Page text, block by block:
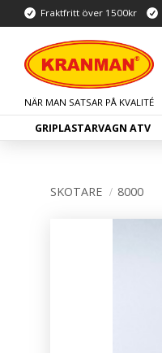
Fraktfritt över 1500kr
GRIPLASTARVAGN ATV
SKOTARE 8000